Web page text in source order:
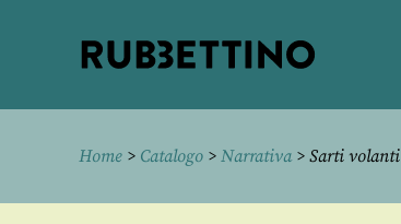
Home > Catalogo > Narrativa> Sarti volanti